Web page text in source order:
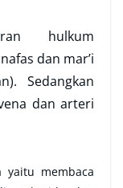
hulkum
dan mar’i
Sedangkan
dan arteri
yaitu membaca